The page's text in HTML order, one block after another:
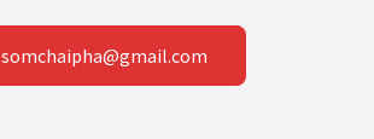
somchaipha@gmail.com